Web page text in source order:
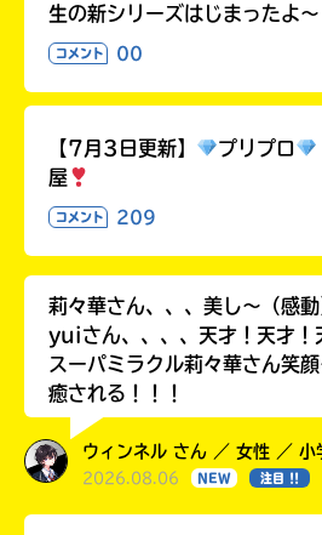
生の新シリーズはじまったよ～
コメント 00
【7月3日更新】 プリプロ
屋
コメント 209
莉々華さん、、、美し〜（感動
yuiさん、、、、天才！天才！
スーパミラクル莉々華さん笑顔
癒される！！！
ウィンネル さん ／ 女性 ／ 小
2026.08.06 NEW 注目 !!